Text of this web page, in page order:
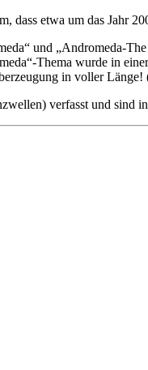
dass etwa um das Jahr
und „Andromeda-
Thema wurde in
in voller
verfasst und sind